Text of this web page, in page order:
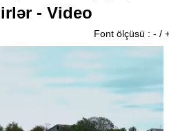
- Video
Font ölçüsü : - /